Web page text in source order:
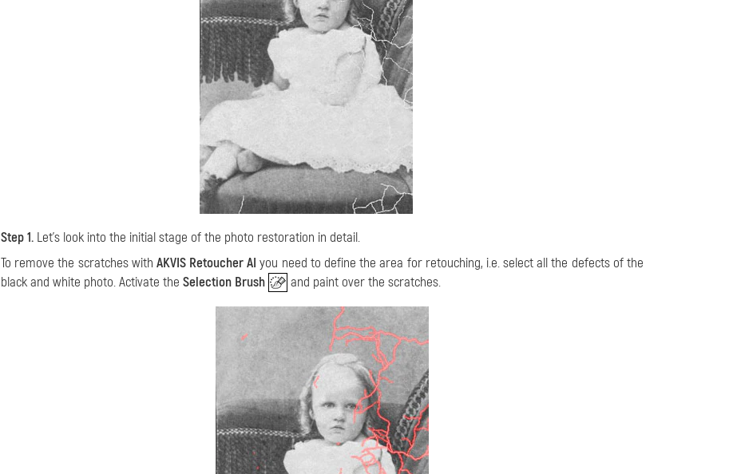
Step 1. Let's look into the initial stage of the photo restoration in detail.
To remove the scratches with AKVIS Retoucher AI you need to define the area for retouching, i.e. select all the defects of the
black and white photo. Activate the Selection Brush and paint over the scratches.